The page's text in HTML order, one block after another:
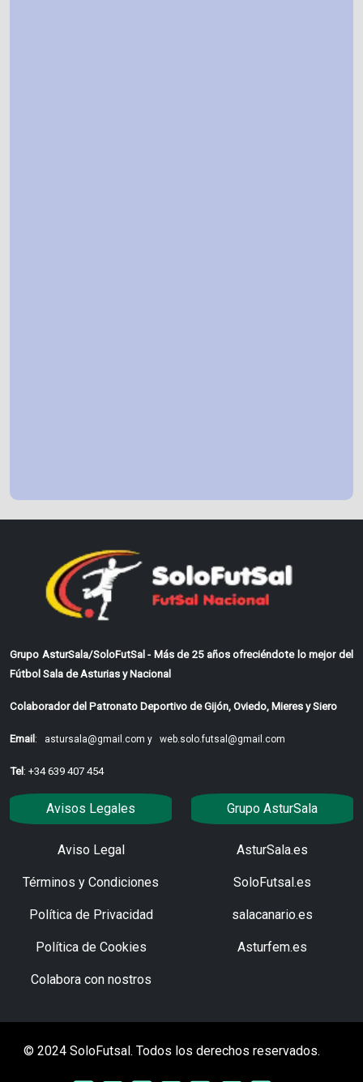
Grupo AsturSala/SoloFutSal - Más de 25 años ofreciéndote lo mejor del
Fútbol Sala de Asturias y Nacional
Colaborador del Patronato Deportivo de Gijón, Oviedo, Mieres y Siero
Email: astursala@gmail.com y web.solo.futsal@gmail.com
Tel: +34 639 407 454
Avisos Legales
Aviso Legal
Términos y Condiciones
Política de Privacidad
Política de Cookies
Colabora con nostros
Grupo AsturSala
AsturSala.es
SoloFutsal.es
salacanario.es
Asturfem.es
© 2024 SoloFutsal. Todos los derechos reservados.